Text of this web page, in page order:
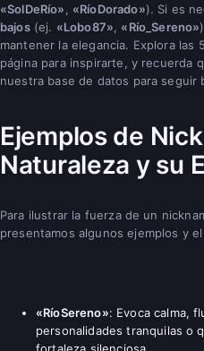
«SolDeRío» , «RíoDorado»). Si es
bajos(ej. «Lobo87», «Río_Sereno»
mantener la elegancia. Explora las
página para inspirarte, y recuerda
nuestra base de datos para seguir
Ejemplos de
Naturaleza y su
Para ilustrar la fuerza de un
presentamos algunos ejemplos y
«RíoSereno»: Evoca calma,
personalidades tranquilas o
fortaleza silenciosa.